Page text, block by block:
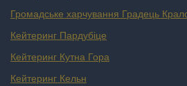
Громадське харчування Градець
Кейтеринг Пардубіце
Кейтеринг Кутна Гора
Кейтеринг Кельн